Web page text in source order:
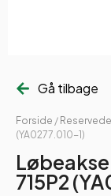
Gå tilbage
Forside /
(YA0277.010-1)
715P2